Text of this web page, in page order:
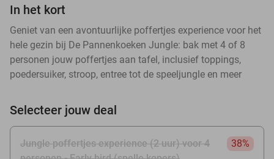
In het kort
Geniet van een avontuurlijke poffertjes experience voor het
hele gezin bij De Pannenkoeken Jungle: bak met 4 of 8
personen jouw poffertjes aan tafel, inclusief toppings,
poedersuiker, stroop, entree tot de speeljungle en meer
Selecteer jouw deal
Jungle poffertjes experience (2 uur) voor 4
38%